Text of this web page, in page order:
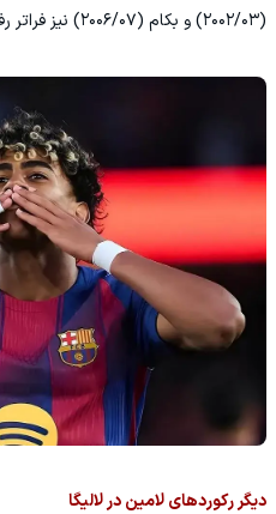
(۲۰۰۲/۰۳) و بکام (۲۰۰۶/۰۷) نیز فراتر رفته است.
دیگر رکوردهای لامین در لالیگا